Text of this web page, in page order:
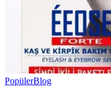
PopülerBlog